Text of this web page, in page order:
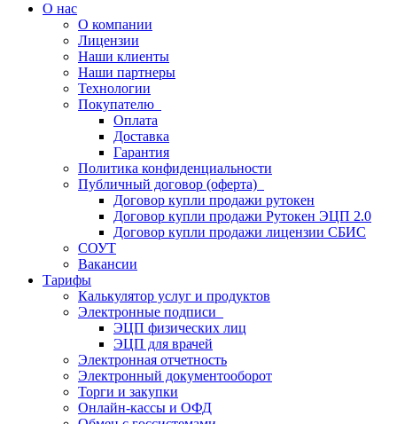
О нас
О компании
Лицензии
Наши клиенты
Наши партнеры
Технологии
Покупателю
Оплата
Доставка
Гарантия
Политика конфиденциальности
Публичный договор (оферта)
Договор купли продажи рутокен
Договор купли продажи Рутокен ЭЦП 2.0
Договор купли продажи лицензии СБИС
СОУТ
Вакансии
Тарифы
Калькулятор услуг и продуктов
Электронные подписи
ЭЦП физических лиц
ЭЦП для врачей
Электронная отчетность
Электронный документооборот
Торги и закупки
Онлайн-кассы и ОФД